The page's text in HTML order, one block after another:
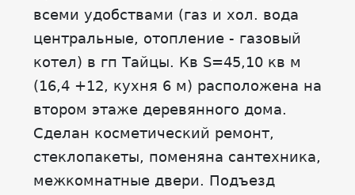
всеми удобствами (газ и хол. вода
центральные, отопление - газовый
котел) в гп Тайцы. Кв S=45,10 кв м
(16,4 +12, кухня 6 м) расположена на
втором этаже деревянного дома.
Сделан косметический ремонт,
стеклопакеты, поменяна сантехника,
межкомнатные двери. Подъезд